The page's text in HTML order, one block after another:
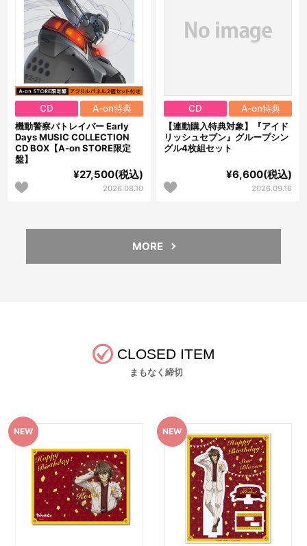
CD
A-on特典
機動警察パトレイバー Early
Days MUSIC COLLECTION
CD BOX【A-on STORE限定
盤】
¥27,500(税込)
2026.08.10
CD
A-on特典
【連動購入特典対象】『アイド
リッシュセブン』グループシン
グル4枚組セット
¥6,600(税込)
2026.09.16
MORE
CLOSED ITEM
まもなく締切